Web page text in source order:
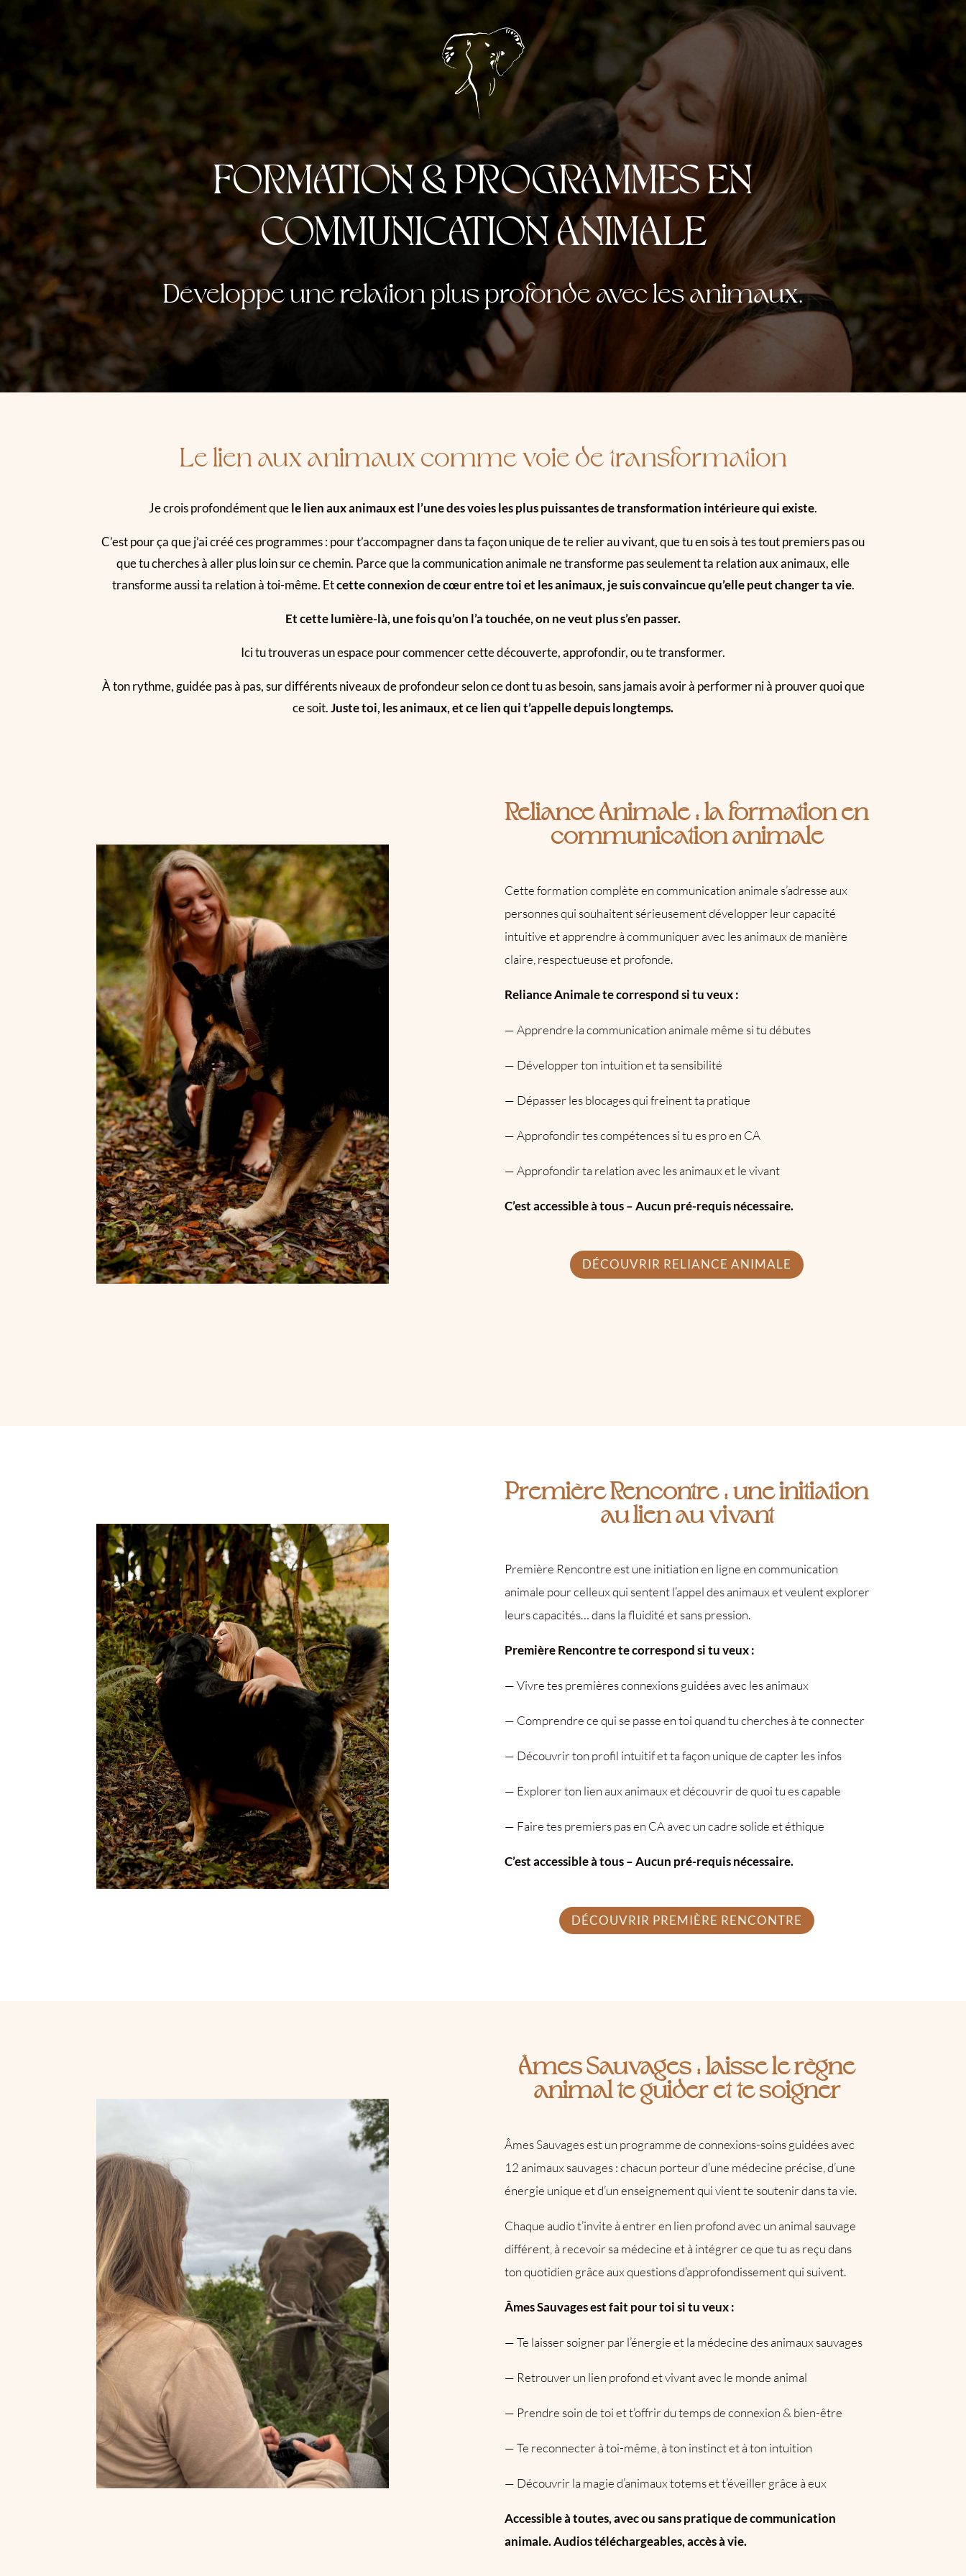
FORMATION & PROGRAMMES EN
COMMUNICATION ANIMALE
Développe une relation plus profonde avec les animaux.
Le lien aux animaux comme voie de transformation
Je crois profondément quele lien aux animaux est l’une des voies les plus puissantes de transformation intérieure qui existe.
C’est pour ça que j’ai créé ces programmes : pour t’accompagner dans ta façon unique de te relier au vivant, que tu en sois à tes tout premiers pas ou
que tu cherches à aller plus loin sur ce chemin. Parce que la communication animale ne transforme pas seulement ta relation aux animaux, elle
transforme aussi ta relation à toi-même. Etcette connexion de cœur entre toi et les animaux, je suis convaincue qu’elle peut changer ta vie.
Et cette lumière-là, une fois qu’on l’a touchée, on ne veut plus s’en passer.
Ici tu trouveras un espace pour commencer cette découverte, approfondir, ou te transformer.
À ton rythme, guidée pas à pas, sur différents niveaux de profondeur selon ce dont tu as besoin, sans jamais avoir à performer ni à prouver quoi que
ce soit.Juste toi, les animaux, et ce lien qui t’appelle depuis longtemps.
Reliance Animale : la formation en
communication animale
Cette formation complète en communication animale s’adresse aux
personnes qui souhaitent sérieusement développer leur capacité
intuitive et apprendre à communiquer avec les animaux de manière
claire, respectueuse et profonde.
Reliance Animale te correspond si tu veux :
— Apprendre la communication animale même si tu débutes
— Développer ton intuition et ta sensibilité
— Dépasser les blocages qui freinent ta pratique
— Approfondir tes compétences si tu es pro en CA
— Approfondir ta relation avec les animaux et le vivant
C’est accessible à tous – Aucun pré-requis nécessaire.
DÉCOUVRIR RELIANCE ANIMALE
Première Rencontre : une initiation
au lien au vivant
Première Rencontre est une initiation en ligne en communication
animale pour celleux qui sentent l’appel des animaux et veulent explorer
leurs capacités… dans la fluidité et sans pression.
Première Rencontre te correspond si tu veux :
— Vivre tes premières connexions guidées avec les animaux
— Comprendre ce qui se passe en toi quand tu cherches à te connecter
— Découvrir ton profil intuitif et ta façon unique de capter les infos
— Explorer ton lien aux animaux et découvrir de quoi tu es capable
— Faire tes premiers pas en CA avec un cadre solide et éthique
C’est accessible à tous – Aucun pré-requis nécessaire.
DÉCOUVRIR PREMIÈRE RENCONTRE
Âmes Sauvages : laisse le règne
animal te guider et te soigner
Âmes Sauvages est un programme de connexions-soins guidées avec
12 animaux sauvages : chacun porteur d’une médecine précise, d’une
énergie unique et d’un enseignement qui vient te soutenir dans ta vie.
Chaque audio t’invite à entrer en lien profond avec un animal sauvage
différent, à recevoir sa médecine et à intégrer ce que tu as reçu dans
ton quotidien grâce aux questions d’approfondissement qui suivent.
Âmes Sauvages est fait pour toi si tu veux :
— Te laisser soigner par l’énergie et la médecine des animaux sauvages
— Retrouver un lien profond et vivant avec le monde animal
— Prendre soin de toi et t’offrir du temps de connexion & bien-être
— Te reconnecter à toi-même, à ton instinct et à ton intuition
— Découvrir la magie d’animaux totems et t’éveiller grâce à eux
Accessible à toutes, avec ou sans pratique de communication
animale. Audios téléchargeables, accès à vie.